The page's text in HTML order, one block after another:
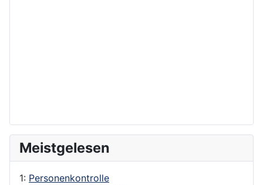
Meistgelesen
1: Personenkontrolle